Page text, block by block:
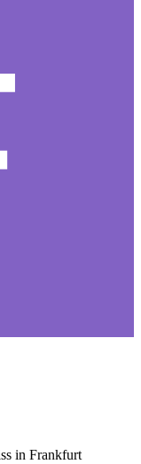
in Frankfurt